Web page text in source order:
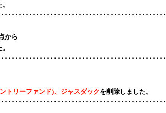
･･････････････････････････････････････････････
から
･･････････････････････････････････････････････
トリーファンド)、ジャスダックを削除しました。
･･････････････････････････････････････････････